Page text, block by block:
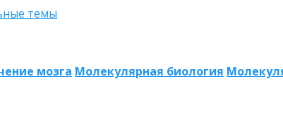
мозга Молекулярная биология